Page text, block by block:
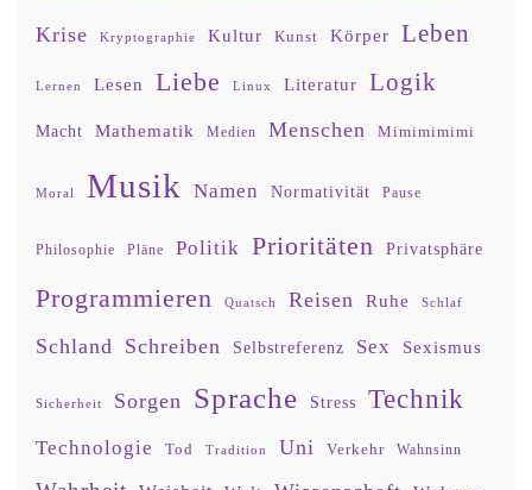
Krise Kryptographie Kultur Kunst Körper Leben
Lernen Lesen Liebe Linux Literatur Logik
Macht Mathematik Medien Menschen Mimimimimi
Moral Musik Namen Normativität Pause
Philosophie Pläne Politik Prioritäten Privatsphäre
Programmieren Quatsch Reisen Ruhe Schlaf
Schland Schreiben Selbstreferenz Sex Sexismus
Sicherheit Sorgen Sprache Stress Technik
Technologie Tod Tradition Uni Verkehr Wahnsinn